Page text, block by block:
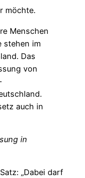
möchte.
Menschen
stehen im
Das
von
auch in
in
„Dabei darf